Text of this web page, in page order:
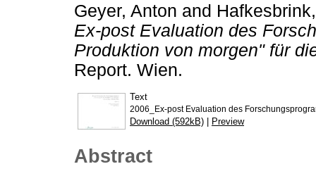
Geyer, Anton and
Ex-post Evaluation des
Produktion von morgen" für
Report. Wien.
Text
2006_Ex-post Evaluation des
Download (592kB) | Preview
Abstract